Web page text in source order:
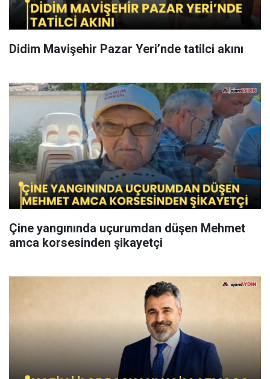
Didim Mavişehir Pazar Yeri’nde tatilci akını
Çine yangınında uçurumdan düşen Mehmet
amca korsesinden şikayetçi